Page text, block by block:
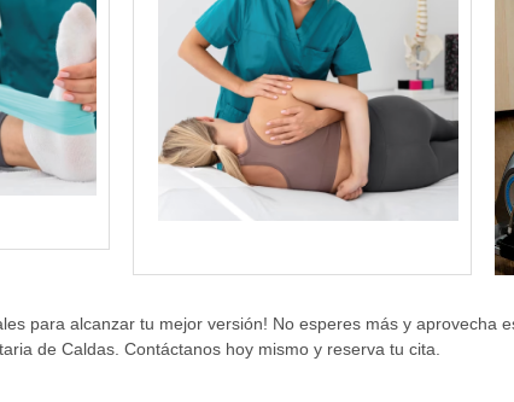
para alcanzar tu mejor versión! No esperes más y aprovecha
de Caldas. Contáctanos hoy mismo y reserva tu cita.